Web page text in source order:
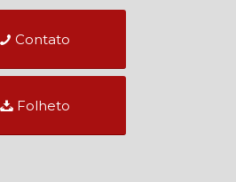
Contato
Folheto